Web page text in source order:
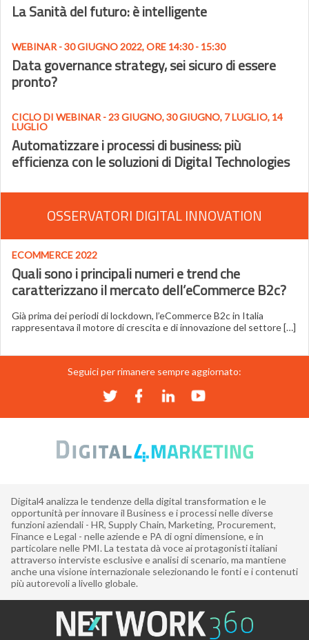
La Sanità del futuro: è intelligente
WEBINAR - 30 GIUGNO 2022, ORE 14:30 - 15:30
Data governance strategy, sei sicuro di essere
pronto?
CICLO DI WEBINAR - 23 GIUGNO, 30 GIUGNO, 7 LUGLIO, 14
LUGLIO
Automatizzare i processi di business: più
efficienza con le soluzioni di Digital Technologies
OSSERVATORI DIGITAL INNOVATION
ECOMMERCE 2022
Quali sono i principali numeri e trend che
caratterizzano il mercato dell’eCommerce B2c?
Già prima dei periodi di lockdown, l’eCommerce B2c in Italia
rappresentava il motore di crescita e di innovazione del settore […]
Seguici per rimanere sempre aggiornato:
Digital4 analizza le tendenze della digital transformation e le
opportunità per innovare il Business e i processi nelle diverse
funzioni aziendali - HR, Supply Chain, Marketing, Procurement,
Finance e Legal - nelle aziende e PA di ogni dimensione, e in
particolare nelle PMI. La testata dà voce ai protagonisti italiani
attraverso interviste esclusive e analisi di scenario, ma mantiene
anche una visione internazionale selezionando le fonti e i contenuti
più autorevoli a livello globale.